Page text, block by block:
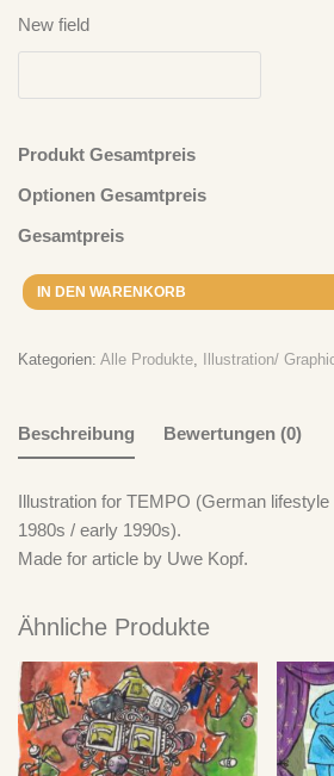
New field
Produkt Gesamtpreis
Optionen Gesamtpreis
Gesamtpreis
IN DEN WARENKORB
Kategorien: Alle Produkte, Illustration/
Beschreibung Bewertungen (0)
Illustration for TEMPO (German
1980s / early 1990s).
Made for article by Uwe Kopf.
Ähnliche Produkte
Neuste Kommentare
Ich Bin Doofzu
Ich Bin Doofzu„Take It Easy“ – Der
Ich Bin Doofzu„Take It Easy“ – Der